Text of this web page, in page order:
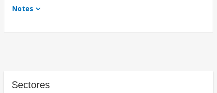
Notes
Sectores